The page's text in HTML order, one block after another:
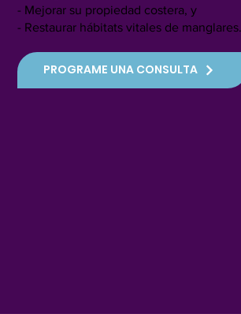
- Mejorar su propiedad costera, y
- Restaurar hábitats vitales de manglares.
PROGRAME UNA CONSULTA